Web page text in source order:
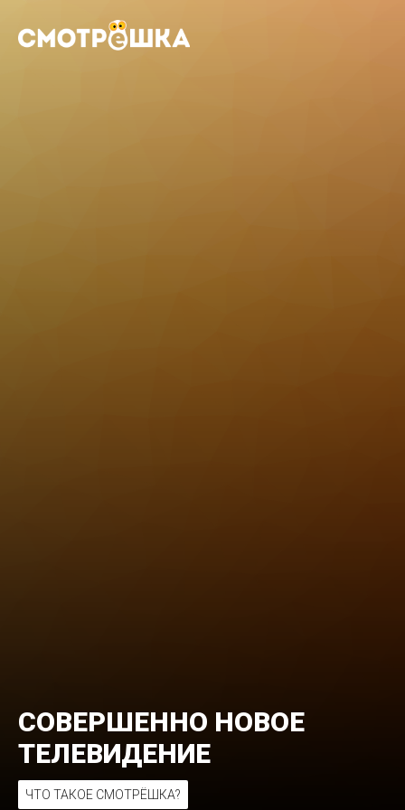
СОВЕРШЕННО НОВОЕ
ТЕЛЕВИДЕНИЕ
ЧТО ТАКОЕ СМОТРЁШКА?